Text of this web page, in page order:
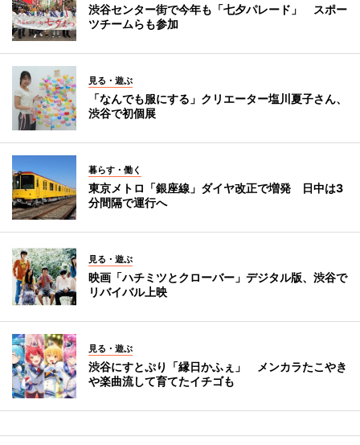
渋谷センター街で今年も「七夕パレード」 スポー
ツチームらも参加
見る・遊ぶ
「なんでも服にする」クリエーター塩川夏子さん、
渋谷で初個展
暮らす・働く
東京メトロ「銀座線」ダイヤ改正で増発 日中は3
分間隔で運行へ
見る・遊ぶ
映画「ハチミツとクローバー」デジタル版、渋谷で
リバイバル上映
見る・遊ぶ
渋谷にすとぷり「縁日かふぇ」 メンカラたこやき
や楽曲流して育てたイチゴも